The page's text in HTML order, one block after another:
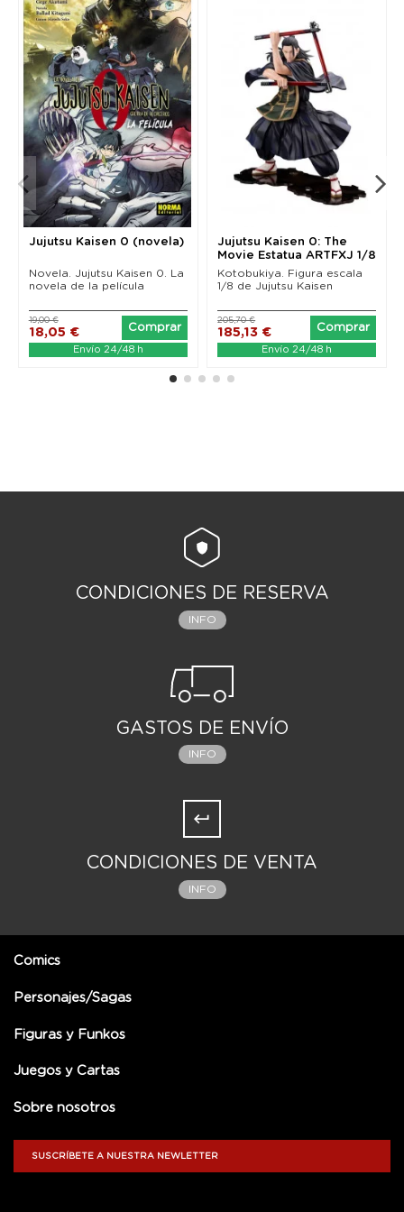
Jujutsu Kaisen 0 (novela)
Novela. Jujutsu Kaisen 0. La
novela de la película
18,05 €
19,00 €
Comprar
Envío 24/48 h
Jujutsu Kaisen 0: The
Movie Estatua ARTFXJ 1/8
Suguru Geto 22 cm
Kotobukiya. Figura escala
1/8 de Jujutsu Kaisen
185,13 €
205,70 €
Comprar
Envío 24/48 h
CONDICIONES DE RESERVA
INFO
GASTOS DE ENVÍO
INFO
CONDICIONES DE VENTA
INFO
Comics
Personajes/Sagas
Figuras y Funkos
Juegos y Cartas
Sobre nosotros
SUSCRÍBETE A NUESTRA NEWLETTER